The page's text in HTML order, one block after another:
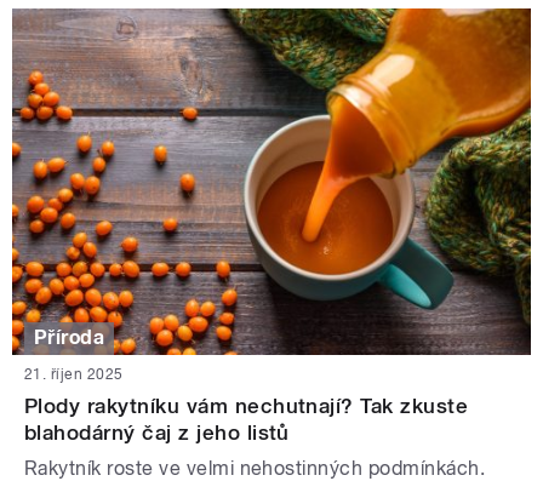
Příroda
21. říjen 2025
Plody rakytníku vám nechutnají? Tak zkuste
blahodárný čaj z jeho listů
Rakytník roste ve velmi nehostinných podmínkách.